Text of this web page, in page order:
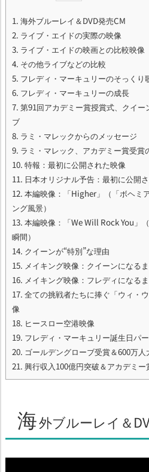
1. 海外ブルーレイ＆DVD発売CM
2. ライブ・エイドの実際の映像
3. ライブ・エイドの映画との比較映像
4. その他ライブなどの比較
5. フレディ・マーキュリーのそっくり
6. フレディ・マーキュリーの成長
7. 第91回アカデミー賞授賞式、クイ
ブ
8. ラミ・マレックからのメッセージ
9. ラミ・マレック、アカデミー賞受賞
10. 特報：最初に公開された映像
11. 日本オリジナル予告：最初に公開
12. 本編映像：「Higher」（「ボヘミ
ング風景）
13. 本編映像：「We Will Rock You」
瞬間）
14. クイーンが“特別”な理由
15. メイキング映像：クイーンになる
16. メイキング映像：フレディになる
17. 全ての挑戦者たちに捧ぐ「ウィ・
像
18. ヒースロー空港映像
19. フレディ・マーキュリー誕生日パ
20. ゴールデングローブ受賞＆600万人
21. 興行収入100億円突破＆アカデミ
海外ブルーレイ＆